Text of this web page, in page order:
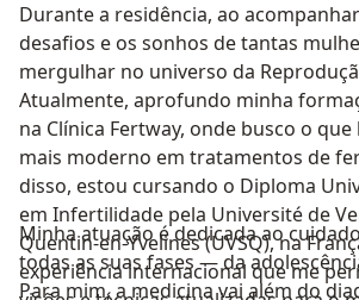
Durante a residência, ao
desafios e os sonhos de tantas
mergulhar no universo da
Atualmente, aprofundo minha
na Clínica Fertway, onde busco o
mais moderno em tratamentos de
disso, estou cursando o Diploma
em Infertilidade pela Université de
Quentin-en-Yvelines (UVSQ), na
experiência internacional que me
Minha atuação é dedicada ao
todas as suas fases — da
Para mim, a medicina vai além do